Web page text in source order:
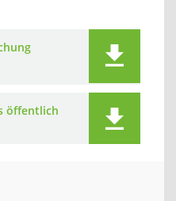
öffentlich